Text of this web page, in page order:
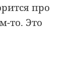
про
то. Это